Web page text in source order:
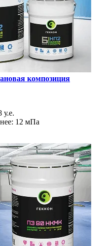
композиция
у.е.
12 мПа